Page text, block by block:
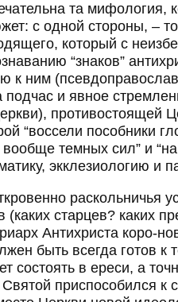
та мифология,
с одной стороны, –
который с
“знаков”
к ним
подчас и явное
противостоящей
“воссели пособники
темных сил” и
экклезиологию и
раскольничья
(каких старцев? каких
Антихриста коро-
быть всегда готов к
состоять в ереси, а
приспособился к